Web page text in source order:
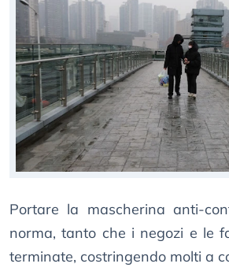
Portare la mascherina anti-
norma, tanto che i negozi e le
terminate, costringendo molti a